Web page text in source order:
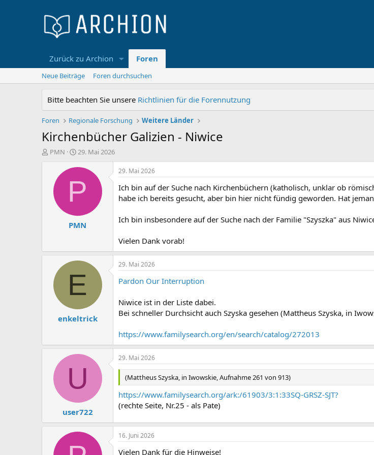
Zurück zu Archion Foren
Neue Beiträge Foren durchsuchen
Bitte beachten Sie unsere Richtlinien für die Forennutzung
Foren Regionale Forschung Weitere Länder
Kirchenbücher Galizien - Niwice
E
PMN
E
s
l
t
a
29. Mai 2026
P
PMN
29. Mai 2026
Ich bin auf der Suche nach Kirchenbüchern (katholisch, unklar ob
habe ich bereits gesucht, aber bin hier nicht fündig geworden. Hat
Ich bin insbesondere auf der Suche nach der Familie "Szyszka" aus
Vielen Dank vorab!
E
enkeltrick
29. Mai 2026
Pardon Our Interruption
Niwice ist in der Liste dabei.
Bei schneller Durchsicht auch Szyska gesehen (Mattheus Szyska, in
https://www.familysearch.org/en/search/catalog/272013
U
user722
29. Mai 2026
(Mattheus Szyska, in Iwowskie, Aufnahme 261 von 913)
https://www.familysearch.org/ark:/61903/3:1:33SQ-GRSZ-SJT?
(rechte Seite, Nr.25 - als Pate)
16. Juni 2026
Vielen Dank für die Hinweise!